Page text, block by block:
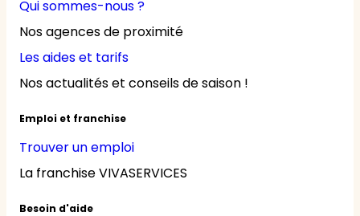
Qui sommes-nous ?
Nos agences de proximité
Les aides et tarifs
Nos actualités et conseils de saison !
Emploi et franchise
Trouver un emploi
La franchise VIVASERVICES
Besoin d'aide